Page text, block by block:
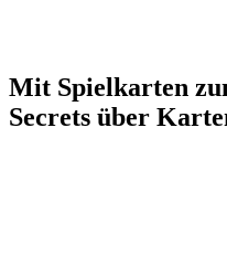
Mit Spielkarten
Secrets über